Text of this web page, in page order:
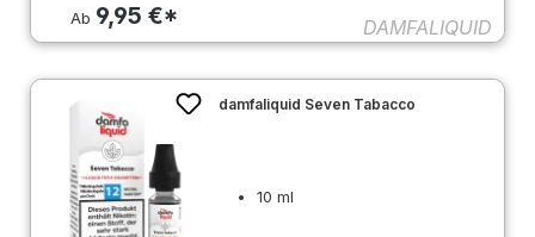
Ab 9,95 €* DAMFALIQUID
damfaliquid Seven Tabacco
10 ml